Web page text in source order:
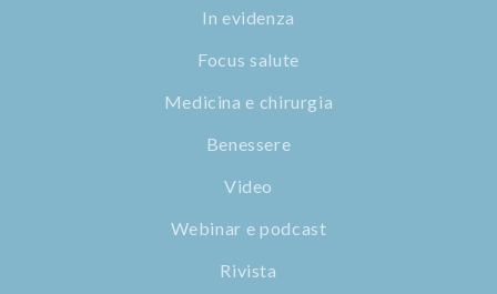
In evidenza
Focus salute
Medicina e chirurgia
Benessere
Video
Webinar e podcast
Rivista